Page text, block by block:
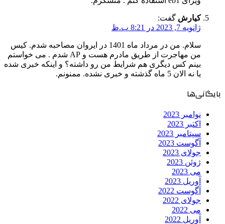
کیارش گفت:
ژانویه 7, 2023 در 8:21 ب.ظ
سلام. من در مرداد ماه 1401 در ایروان مصاحبه شدم. کیس
من مهاجرت از طریق مادرم هست و AP شدم . می خواستم
بینم کس دیگری هم شرایط من رو داشته؟ و اینکه خبری شده
یا نه الان 5 ماه گذشته و خبری نشده. ممنونم.
بایگانی‌ها
نوامبر 2023
اکتبر 2023
سپتامبر 2023
آگوست 2023
جولای 2023
ژوئن 2023
می 2023
آوریل 2023
آگوست 2022
جولای 2022
می 2022
آوریل 2022